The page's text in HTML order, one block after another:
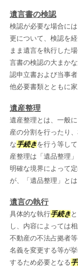
遺言書の検認
検認が必要な場合に
更について、検認を
まま遺言を執行した
言書の検認の大まか
認申立書および当事
他必要書類とともに家
遺産整理
遺産整理とは、一般
産の分割を行ったり
な手続きを行う等し
産整理は「遺品整理
明確な境界によって
が、「遺品整理」とは
遺言の執行
具体的な執行手続き
し、内容によっては
不動産の不法占拠者
名義を変更する等が
するため必要となる